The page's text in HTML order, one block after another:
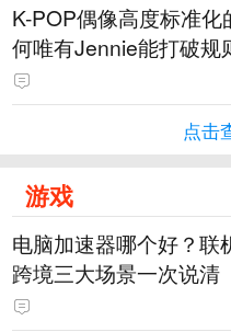
K-POP偶像高度标准化
何唯有Jennie能打破规
点击
游戏
电脑加速器哪个好？联
跨境三大场景一次说清